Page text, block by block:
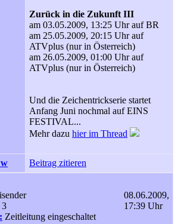
Zurück in die Zukunft III
am 03.05.2009, 13:25 Uhr auf BR
am 25.05.2009, 20:15 Uhr auf
ATVplus (nur in Österreich)
am 26.05.2009, 01:00 Uhr auf
ATVplus (nur in Österreich)
Und die Zeichentrickserie startet
Anfang Juni nochmal auf EINS
FESTIVAL...
Mehr dazu hier im Thread
Beitrag zitieren
3
Zeitleitung eingeschaltet
08.06.2009,
17:39 Uhr